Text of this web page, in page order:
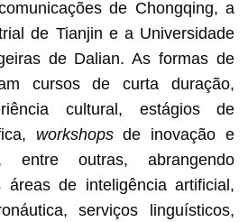
de Chongqing, a
de Tianjin e a Universidade
de Dalian. As formas de
cursos de curta duração,
cultural, estágios de
workshopsde inovação e
entre outras, abrangendo
áreas de inteligência artificial,
serviços linguísticos,